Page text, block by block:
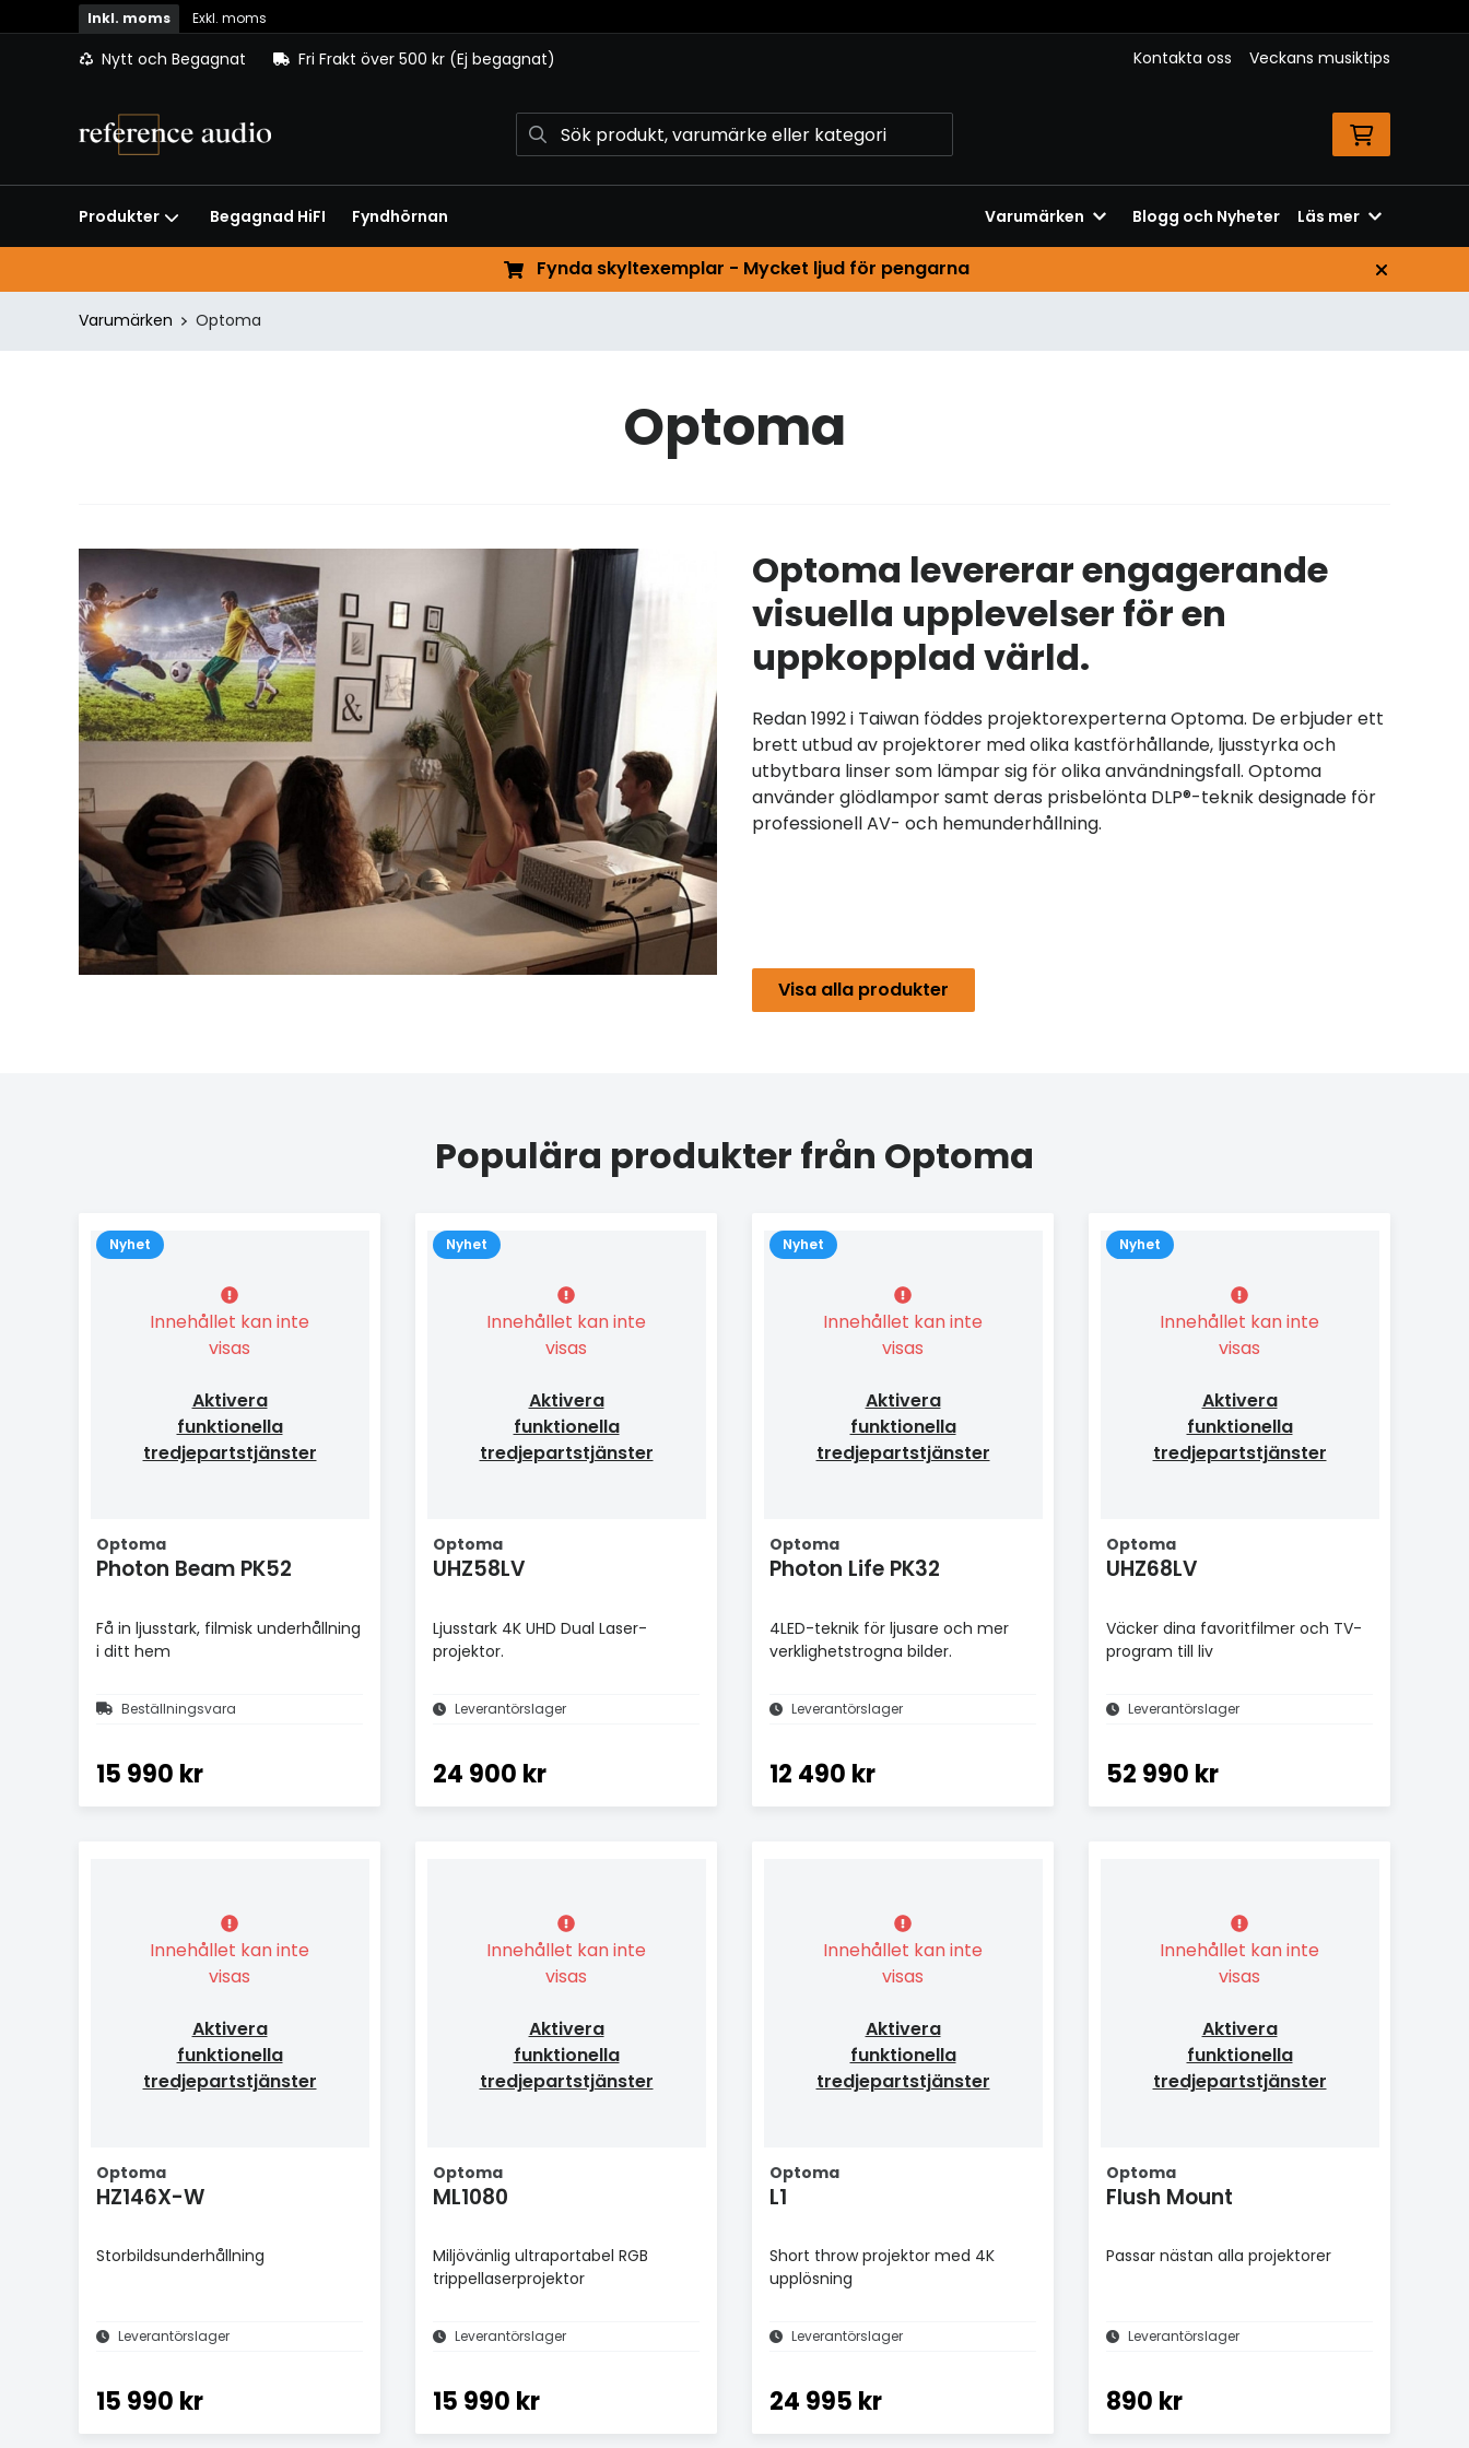
Inkl. moms Exkl. moms
Nytt och Begagnat Fri Frakt över 500 kr (Ej begagnat) Kontakta oss Veckans musiktips
Produkter Begagnad HiFI Fyndhörnan Varumärken Blogg och Nyheter Läs mer
Fynda skyltexemplar - Mycket ljud för pengarna
Varumärken Optoma
Optoma
​Optoma levererar engagerande
visuella upplevelser för en
uppkopplad värld.
Redan 1992 i Taiwan föddes projektorexperterna Optoma. De erbjuder ett
brett utbud av projektorer med olika kastförhållande, ljusstyrka och
utbytbara linser som lämpar sig för olika användningsfall. Optoma
använder glödlampor samt deras prisbelönta DLP®-teknik designade för
professionell AV- och hemunderhållning.
Visa alla produkter
Populära produkter från Optoma
Nyhet
Innehållet kan inte
visas
Aktivera
funktionella
tredjepartstjänster
Optoma
Photon Beam PK52
Få in ljusstark, filmisk underhållning
i ditt hem
Beställningsvara
15 990 kr
Nyhet
Innehållet kan inte
visas
Aktivera
funktionella
tredjepartstjänster
Optoma
UHZ58LV
Ljusstark 4K UHD Dual Laser-
projektor.
Leverantörslager
24 900 kr
Nyhet
Innehållet kan inte
visas
Aktivera
funktionella
tredjepartstjänster
Optoma
Photon Life PK32
4LED-teknik för ljusare och mer
verklighetstrogna bilder.
Leverantörslager
12 490 kr
Nyhet
Innehållet kan inte
visas
Aktivera
funktionella
tredjepartstjänster
Optoma
UHZ68LV
Väcker dina favoritfilmer och TV-
program till liv
Leverantörslager
52 990 kr
Innehållet kan inte
visas
Aktivera
funktionella
tredjepartstjänster
Optoma
HZ146X-W
Storbildsunderhållning
Leverantörslager
15 990 kr
Innehållet kan inte
visas
Aktivera
funktionella
tredjepartstjänster
Optoma
ML1080
Miljövänlig ultraportabel RGB
trippellaserprojektor
Leverantörslager
15 990 kr
Innehållet kan inte
visas
Aktivera
funktionella
tredjepartstjänster
Optoma
L1
Short throw projektor med 4K
upplösning
Leverantörslager
24 995 kr
Innehållet kan inte
visas
Aktivera
funktionella
tredjepartstjänster
Optoma
Flush Mount
Passar nästan alla projektorer
Leverantörslager
890 kr